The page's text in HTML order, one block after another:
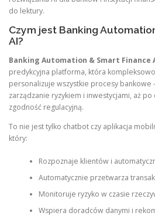
do lektury.
Czym jest Banking
AI?
Banking Automation & Smart Finance
predykcyjna platforma, która
personalizuje wszystkie procesy bankowe
zarządzanie ryzykiem i inwestycjami, aż
zgodność regulacyjną.
To nie jest tylko chatbot czy aplikacja
który:
Rozpoznaje klientów i
Automatycznie przetwarza
Monitoruje ryzyko w czasie
Wspiera doradców danymi i